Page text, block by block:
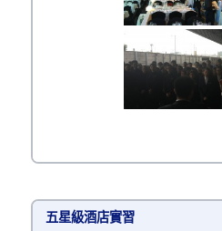
五星級酒店實習